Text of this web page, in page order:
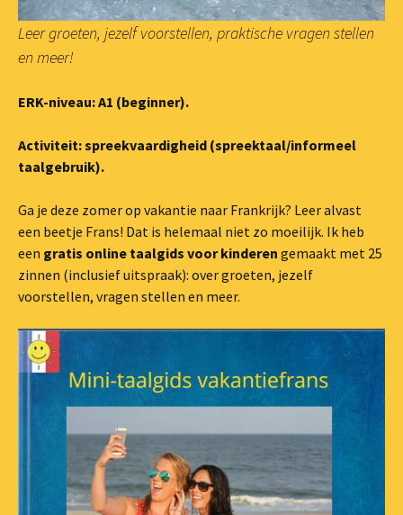
Leer groeten, jezelf voorstellen, praktische vragen stellen
en meer!
ERK-niveau: A1 (beginner).
Activiteit: spreekvaardigheid (spreektaal/informeel
taalgebruik).
Ga je deze zomer op vakantie naar Frankrijk? Leer alvast
een beetje Frans! Dat is helemaal niet zo moeilijk. Ik heb
een gratis online taalgids voor kinderen gemaakt met 25
zinnen (inclusief uitspraak): over groeten, jezelf
voorstellen, vragen stellen en meer.